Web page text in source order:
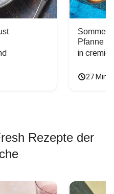
Pfanne
in
27
Rezepte der